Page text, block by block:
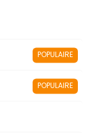
POPULAIRE
POPULAIRE